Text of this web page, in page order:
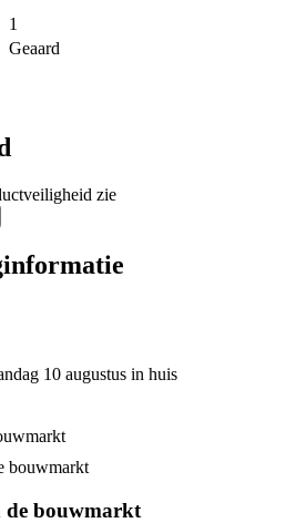
1
Geaard
zie
10 augustus in huis
bouwmarkt
de bouwmarkt